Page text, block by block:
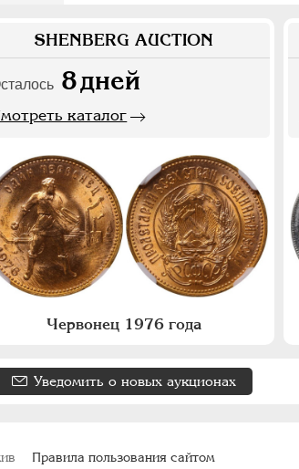
SHENBERG AUCTION
8дней
каталог
Червонец 1976 года
Уведомить о новых аукционах
Правила пользования сайтом